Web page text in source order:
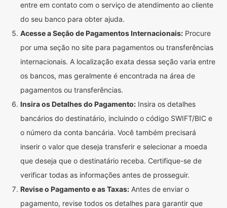
entre em contato com o serviço de atendimento ao cliente
do seu banco para obter ajuda.
Acesse a Seção de Pagamentos Internacionais: Procure
por uma seção no site para pagamentos ou transferências
internacionais. A localização exata dessa seção varia entre
os bancos, mas geralmente é encontrada na área de
pagamentos ou transferências.
Insira os Detalhes do Pagamento: Insira os detalhes
bancários do destinatário, incluindo o código SWIFT/BIC e
o número da conta bancária. Você também precisará
inserir o valor que deseja transferir e selecionar a moeda
que deseja que o destinatário receba. Certifique-se de
verificar todas as informações antes de prosseguir.
Revise o Pagamento e as Taxas: Antes de enviar o
pagamento, revise todos os detalhes para garantir que